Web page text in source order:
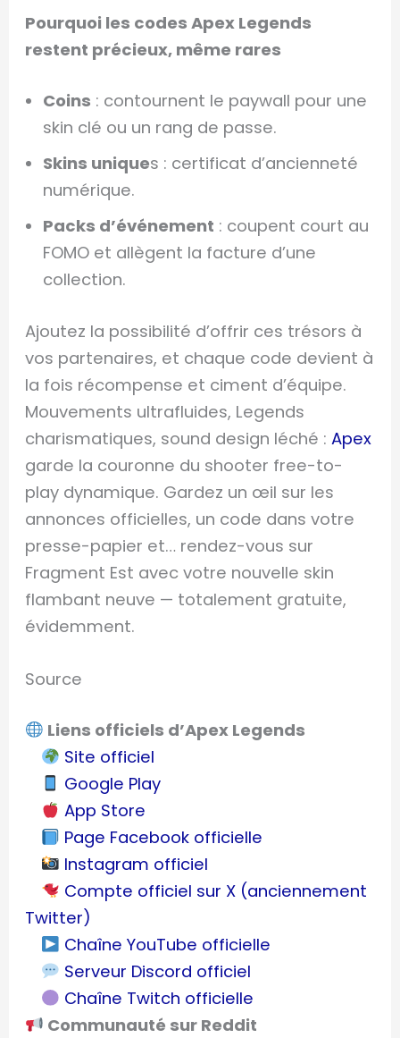
Pourquoi les codes Apex Legends
restent précieux, même rares
Coins : contournent le paywall pour une
skin clé ou un rang de passe.
Skins uniques : certificat d’ancienneté
numérique.
Packs d’événement : coupent court au
FOMO et allègent la facture d’une
collection.
Ajoutez la possibilité d’offrir ces trésors à
vos partenaires, et chaque code devient à
la fois récompense et ciment d’équipe.
Mouvements ultrafluides, Legends
charismatiques, sound design léché :Apex
garde la couronne du shooter free-to-
play dynamique. Gardez un œil sur les
annonces officielles, un code dans votre
presse-papier et… rendez-vous sur
Fragment Est avec votre nouvelle skin
flambant neuve — totalement gratuite,
évidemment.
Source
Liens officiels d’Apex Legends
Site officiel
Google Play
App Store
Page Facebook officielle
Instagram officiel
Compte officiel sur X (anciennement
Twitter)
Chaîne YouTube officielle
Serveur Discord officiel
Chaîne Twitch officielle
Communauté sur Reddit